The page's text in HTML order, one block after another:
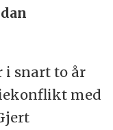
i snart to år
med